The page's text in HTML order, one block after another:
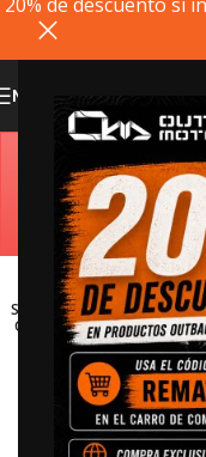
MENU
Estimado
disponible,
SOLD
OUT